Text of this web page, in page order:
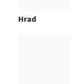
Hrad